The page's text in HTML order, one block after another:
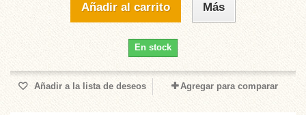
Añadir al carrito Más
En stock
Añadir a la lista de deseos Agregar para comparar